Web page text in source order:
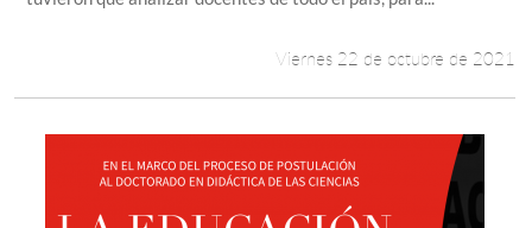
Viernes 22 de octubre de 2021